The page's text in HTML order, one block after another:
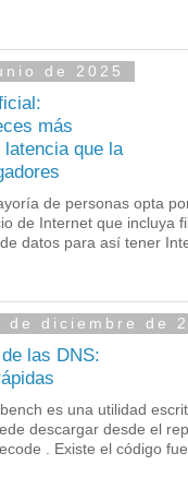
de 2025
más
que la
de personas opta
de Internet que incluya
datos para así tener
de diciembre de
las DNS:
es una utilidad
descargar desde el
. Existe el código